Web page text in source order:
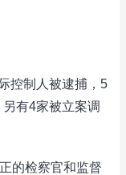
控制人被逮捕，5
有4家被立案调
的检察官和监督